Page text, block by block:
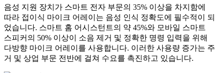
음성 지원 장치가 스마트 전자 부문의 35% 이상을 차지함에
따라 접이식 마이크 어레이는 음성 인식 정확도에 필수적이 되
었습니다. 스마트 홈 어시스턴트의 약 45%와 모바일 스마트
스피커의 50% 이상이 소음 제거 및 정확한 명령 입력을 위해
다방향 마이크 어레이를 사용합니다. 이러한 사용량 증가는 주
거 및 상업 부문 전반에 걸쳐 수요를 촉진하고 있습니다.